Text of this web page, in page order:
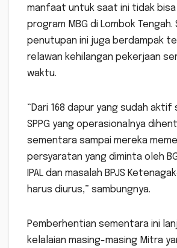
manfaat untuk saat ini tidak bisa
program MBG di Lombok Tengah.
penutupan ini juga berdampak
relawan kehilangan pekerjaan
waktu.
“Dari 168 dapur yang sudah aktif
SPPG yang operasionalnya
sementara sampai mereka
persyaratan yang diminta oleh
IPAL dan masalah BPJS
harus diurus,” sambungnya.
Pemberhentian sementara ini
kelalaian masing-masing Mitra